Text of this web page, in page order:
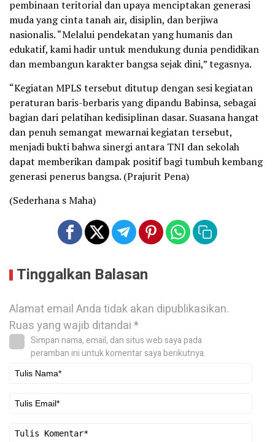
pembinaan teritorial dan upaya menciptakan generasi
muda yang cinta tanah air, disiplin, dan berjiwa
nasionalis. “Melalui pendekatan yang humanis dan
edukatif, kami hadir untuk mendukung dunia pendidikan
dan membangun karakter bangsa sejak dini,” tegasnya.
“Kegiatan MPLS tersebut ditutup dengan sesi kegiatan
peraturan baris-berbaris yang dipandu Babinsa, sebagai
bagian dari pelatihan kedisiplinan dasar. Suasana hangat
dan penuh semangat mewarnai kegiatan tersebut,
menjadi bukti bahwa sinergi antara TNI dan sekolah
dapat memberikan dampak positif bagi tumbuh kembang
generasi penerus bangsa. (Prajurit Pena)
(Sederhana s Maha)
Tinggalkan Balasan
Alamat email Anda tidak akan dipublikasikan.
Ruas yang wajib ditandai*
Simpan nama, email, dan situs web saya pada
peramban ini untuk komentar saya berikutnya.